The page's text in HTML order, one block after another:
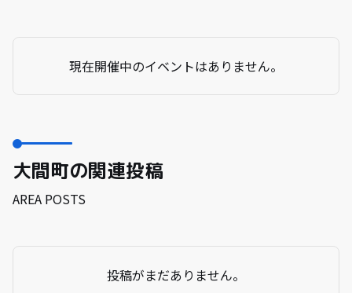
現在開催中のイベントはありません。
大間町の関連投稿
AREA POSTS
投稿がまだありません。